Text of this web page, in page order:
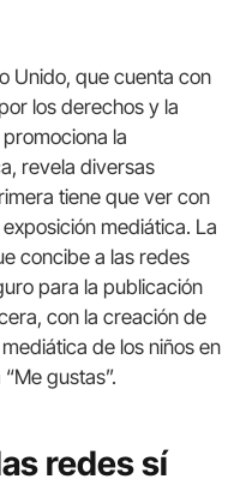
Unido, que cuenta con
los derechos y la
la
revela diversas
tiene que ver con
mediática. La
concibe a las redes
para la publicación
con la creación de
de los niños en
gustas”.
redes sí